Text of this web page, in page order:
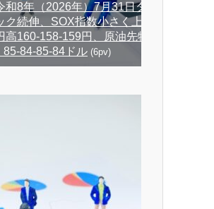
和8年（2026年）7月31日ダ
ク続伸、SOX指数小さく上
高160-158-159円、原油先物
85-84-85-84ドル (6pv)